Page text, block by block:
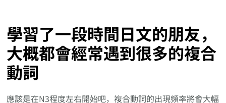
學習了一段時間日文的朋友，
大概都會經常遇到很多的複合
動詞
應該是在N3程度左右開始吧，複合動詞的出現頻率將會大幅